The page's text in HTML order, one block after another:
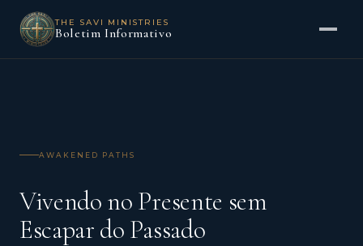
THE SAVI MINISTRIES
Boletim Informativo
AWAKENED PATHS
Vivendo no Presente sem
Escapar do Passado